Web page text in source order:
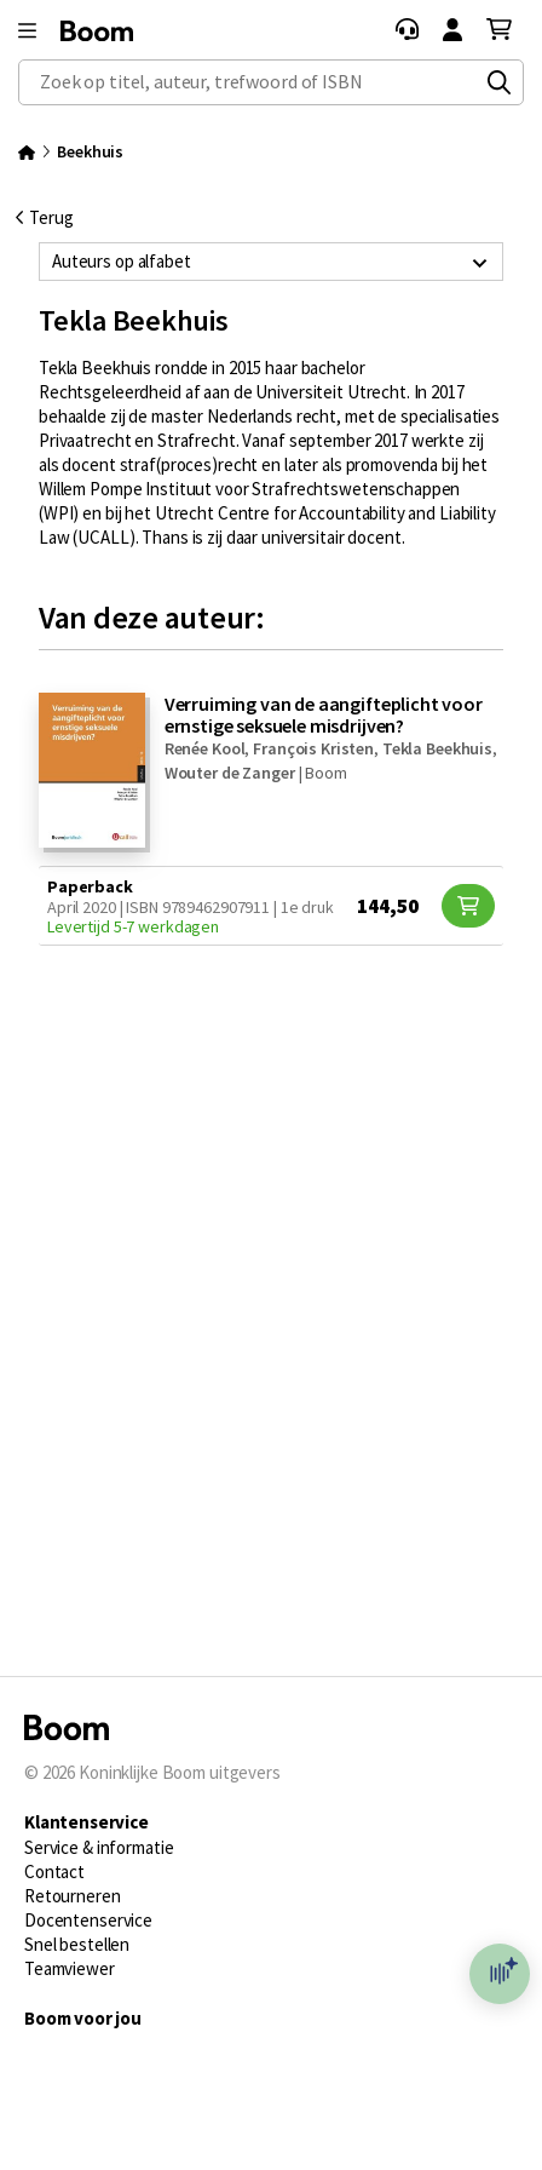
Zoek op titel, auteur, trefwoord of ISBN
Beekhuis
Terug
Auteurs op alfabet
Tekla Beekhuis
Tekla Beekhuis rondde in 2015 haar bachelor
Rechtsgeleerdheid af aan de Universiteit Utrecht. In 2017
behaalde zij de master Nederlands recht, met de specialisaties
Privaatrecht en Strafrecht. Vanaf september 2017 werkte zij
als docent straf(proces)recht en later als promovenda bij het
Willem Pompe Instituut voor Strafrechtswetenschappen
(WPI) en bij het Utrecht Centre for Accountability and Liability
Law (UCALL). Thans is zij daar universitair docent.
Van deze auteur:
Verruiming van de aangifteplicht voor
ernstige seksuele misdrijven?
Renée Kool, François Kristen, Tekla Beekhuis,
Wouter de Zanger|Boom
Paperback
April 2020 | ISBN 9789462907911 | 1e druk
Levertijd 5-7 werkdagen
144,50
© 2026 Koninklijke Boom uitgevers
Klantenservice
Service & informatie
Contact
Retourneren
Docentenservice
Snel bestellen
Teamviewer
Boom voor jou